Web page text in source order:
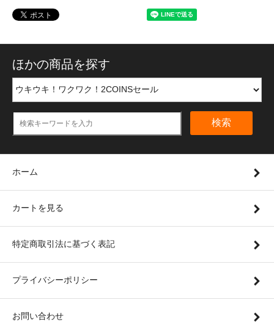
ほかの商品を探す
検索
ホーム
カートを見る
特定商取引法に基づく表記
プライバシーポリシー
お問い合わせ